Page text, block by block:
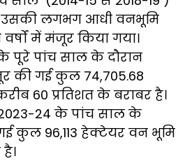
उसकी लगभग आधी वनभूमि
वर्षों में मंजूर किया गया।
के पूरे पांच साल के दौरान
की गई कुल 74,705.68
60 प्रतिशत के बराबर है।
24 के पांच साल के
कुल 96,113 हेक्टेयर वन भूमि